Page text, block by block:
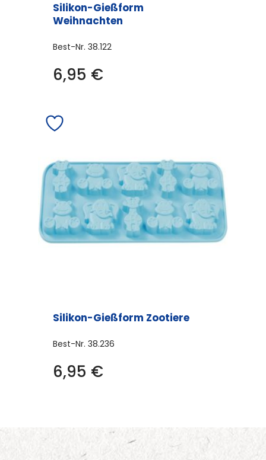
Silikon-Gießform
Weihnachten
Best-Nr. 38.122
6,95 €
Silikon-Gießform Zootiere
Best-Nr. 38.236
6,95 €